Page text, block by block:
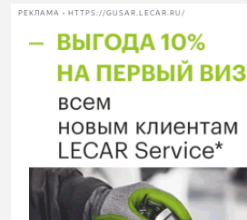
РЕКЛАМА • HTTPS://GUSAR.LECAR.RU/